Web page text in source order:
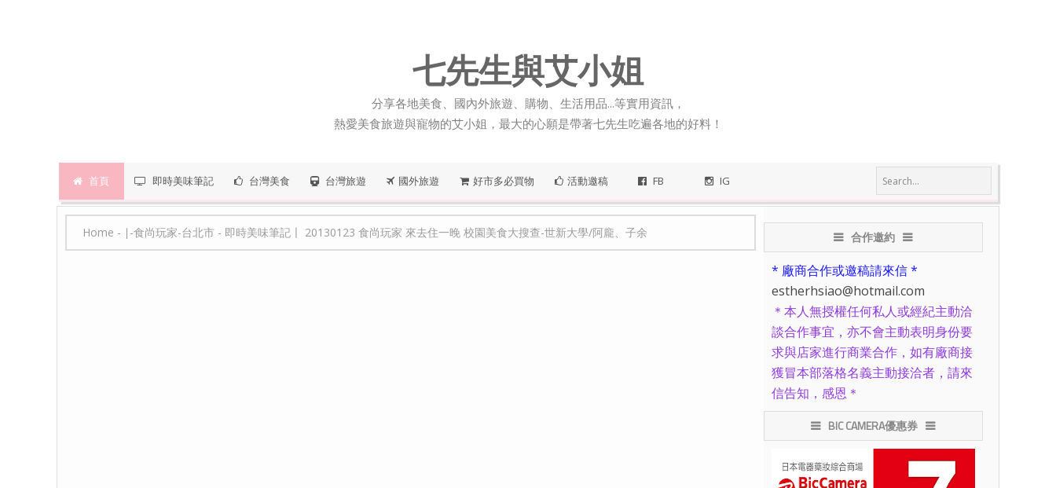
七先生與艾小姐
分享各地美食、國內外旅遊、購物、生活用品...等實用資訊，
熱愛美食旅遊與寵物的艾小姐，最大的心願是帶著七先生吃遍各地的好料！
首頁 即時美味筆記 台灣美食 台灣旅遊 國外旅遊 好市多必買物 活動邀稿 FB IG
Home - ∣-食尚玩家-台北市 - 即時美味筆記〡 20130123 食尚玩家 來去住一晚 校園美食大搜查-世新大學/阿龐、子余 合作邀約
* 廠商合作或邀稿請來信 *
estherhsiao@hotmail.com
＊本人無授權任何私人或經紀主動洽
談合作事宜，亦不會主動表明身份要
求與店家進行商業合作，如有廠商接
獲冒本部落格名義主動接洽者，請來
信告知，感恩＊
BIC CAMERA優惠券